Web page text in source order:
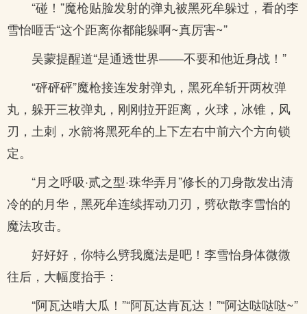
“碰！”魔枪贴脸发射的弹丸被黑死牟躲过，看的李
雪怡咂舌“这个距离你都能躲啊~真厉害~”
吴蒙提醒道“是通透世界——不要和他近身战！”
“砰砰砰”魔枪接连发射弹丸，黑死牟斩开两枚弹
丸，躲开三枚弹丸，刚刚拉开距离，火球，冰锥，风
刃，土刺，水箭将黑死牟的上下左右中前六个方向锁
定。
“月之呼吸·贰之型·珠华弄月”修长的刀身散发出清
冷的的月华，黑死牟连续挥动刀刃，劈砍散李雪怡的
魔法攻击。
好好好，你特么劈我魔法是吧！李雪怡身体微微
往后，大幅度抬手：
“阿瓦达啃大瓜！”“阿瓦达肯瓦达！”“阿达哒哒哒~”